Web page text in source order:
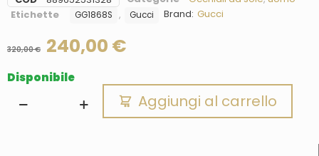
Etichette
GG1868S , Gucci Brand: Gucci
320,00€ 240,00 €
Disponibile
Aggiungi al carrello